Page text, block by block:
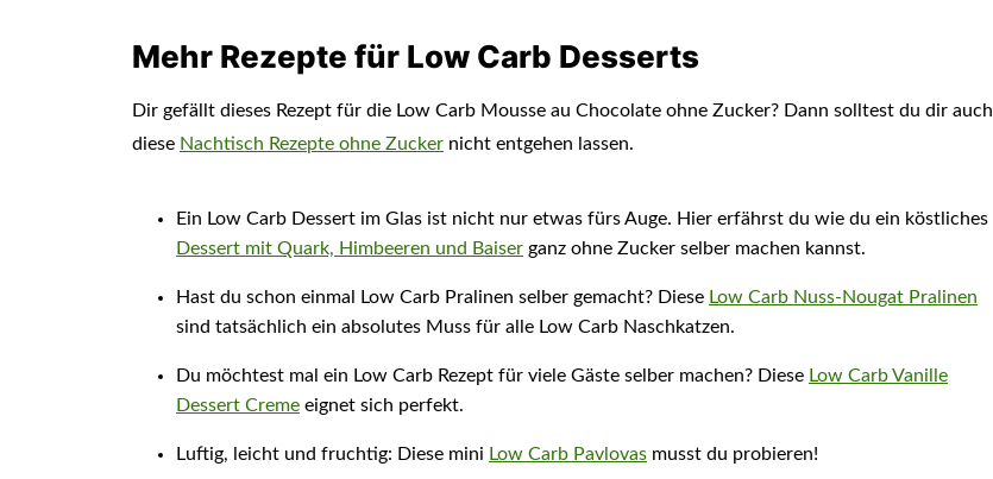
Mehr Rezepte für Low Carb Desserts
Dir gefällt dieses Rezept für die Low Carb Mousse au Chocolate ohne Zucker? Dann solltest du dir auch
diese Nachtisch Rezepte ohne Zucker nicht entgehen lassen.
Ein Low Carb Dessert im Glas ist nicht nur etwas fürs Auge. Hier erfährst du wie du ein köstliches
Dessert mit Quark, Himbeeren und Baiser ganz ohne Zucker selber machen kannst.
Hast du schon einmal Low Carb Pralinen selber gemacht? Diese Low Carb Nuss-Nougat Pralinen
sind tatsächlich ein absolutes Muss für alle Low Carb Naschkatzen.
Du möchtest mal ein Low Carb Rezept für viele Gäste selber machen? Diese Low Carb Vanille
Dessert Creme eignet sich perfekt.
Luftig, leicht und fruchtig: Diese mini Low Carb Pavlovas musst du probieren!